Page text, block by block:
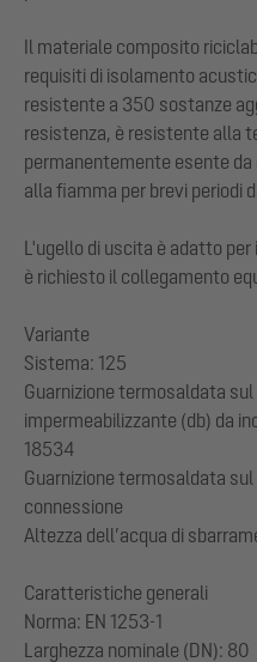
Il materiale composito
requisiti di isolamento
resistente a 350 sostanze
resistenza, è resistente alla
permanentemente esente
alla fiamma per brevi periodi
L'ugello di uscita è adatto
è richiesto il collegamento
Variante
Sistema: 125
Guarnizione termosaldata
impermeabilizzante (db) da
18534
Guarnizione termosaldata sul
connessione
Altezza dell’acqua di
Caratteristiche generali
Norma: EN 1253-1
Larghezza nominale (DN): 80